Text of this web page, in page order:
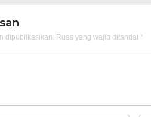
dipublikasikan. Ruas yang wajib ditandai *